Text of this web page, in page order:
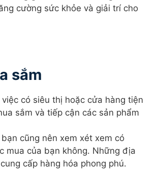
cường sức khỏe và giải trí cho
sắm
có siêu thị hoặc cửa hàng tiện
sắm và tiếp cận các sản phẩm
cũng nên xem xét xem có
mua của bạn không. Những địa
cấp hàng hóa phong phú.